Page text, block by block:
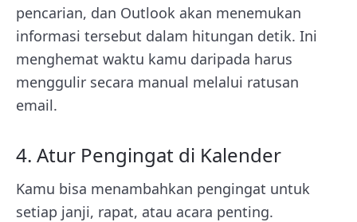
pencarian, dan Outlook akan menemukan
informasi tersebut dalam hitungan detik. Ini
menghemat waktu kamu daripada harus
menggulir secara manual melalui ratusan
email.
4. Atur Pengingat di Kalender
Kamu bisa menambahkan pengingat untuk
setiap janji, rapat, atau acara penting.